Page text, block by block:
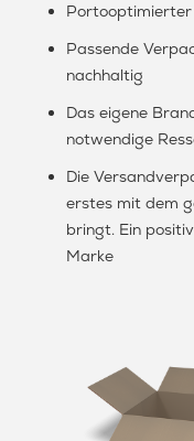
Portooptimierter
Passende
nachhaltig
Das eigene
notwendige
Die
erstes mit dem
bringt. Ein
Marke